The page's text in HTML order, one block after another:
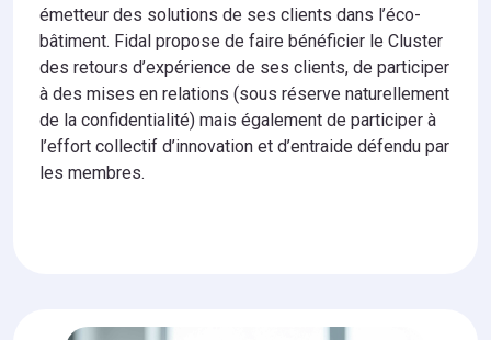
émetteur des solutions de ses clients dans l’éco-
bâtiment. Fidal propose de faire bénéficier le Cluster
des retours d’expérience de ses clients, de participer
à des mises en relations (sous réserve naturellement
de la confidentialité) mais également de participer à
l’effort collectif d’innovation et d’entraide défendu par
les membres.